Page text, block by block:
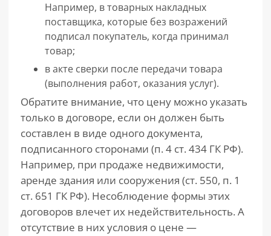
Например, в товарных накладных
поставщика, которые без возражений
подписал покупатель, когда принимал
товар;
в акте сверки после передачи товара
(выполнения работ, оказания услуг).
Обратите внимание, что цену можно указать
только в договоре, если он должен быть
составлен в виде одного документа,
подписанного сторонами (п. 4 ст. 434 ГК РФ).
Например, при продаже недвижимости,
аренде здания или сооружения (ст. 550, п. 1
ст. 651 ГК РФ). Несоблюдение формы этих
договоров влечет их недействительность. А
отсутствие в них условия о цене —